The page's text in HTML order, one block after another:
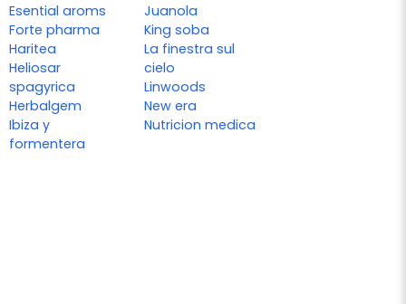
Esential aroms
Forte pharma
Haritea
Heliosar
spagyrica
Herbalgem
Ibiza y
formentera
Juanola
King soba
La finestra sul
cielo
Linwoods
New era
Nutricion medica